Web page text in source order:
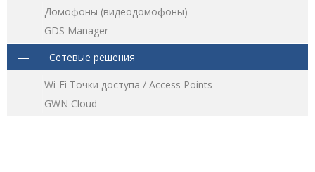
Домофоны (видеодомофоны)
GDS Manager
Сетевые решения
Wi-Fi Точки доступа / Access Points
GWN Cloud